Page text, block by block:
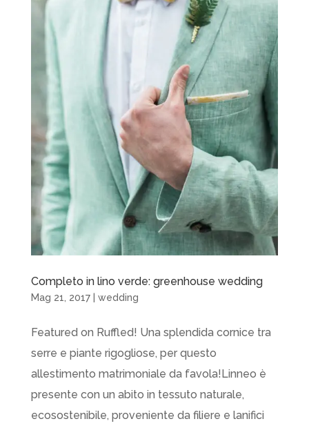
Completo in lino verde: greenhouse wedding
Mag 21, 2017| wedding
Featured on Ruffled! Una splendida cornice tra
serre e piante rigogliose, per questo
allestimento matrimoniale da favola!Linneo è
presente con un abito in tessuto naturale,
ecosostenibile, proveniente da filiere e lanifici